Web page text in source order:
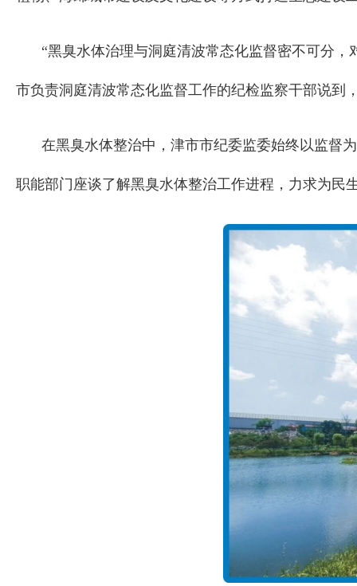
“黑臭水体治理与洞庭清波常态化监督密不可分
市负责洞庭清波常态化监督工作的纪检监察干部说到
在黑臭水体整治中，津市市纪委监委始终以监督
职能部门座谈了解黑臭水体整治工作进程，力求为民